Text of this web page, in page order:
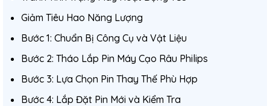
Giảm Tiêu Hao Năng Lượng
Bước 1: Chuẩn Bị Công Cụ và Vật Liệu
Bước 2: Tháo Lắp Pin Máy Cạo Râu Philips
Bước 3: Lựa Chọn Pin Thay Thế Phù Hợp
Bước 4: Lắp Đặt Pin Mới và Kiểm Tra